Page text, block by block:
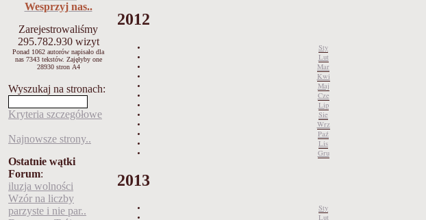
Wesprzyj nas..
Zarejestrowaliśmy
295.782.930wizyt
Ponad 1062 autorów napisało dla
nas 7343 tekstów. Zajęłyby one
28930 stron A4
Wyszukaj na stronach:
Kryteria szczegółowe
Najnowsze strony..
Ostatnie wątki
Forum:
iluzja wolności
Wzór na liczby
parzyste i nie par..
2012
Sty
Lut
Mar
Kwi
Maj
Cze
Lip
Sie
Wrz
Paź
Lis
Gru
2013
Sty
Lut